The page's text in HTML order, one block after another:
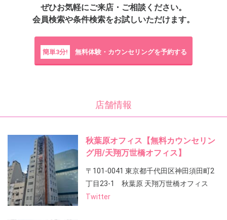
ぜひお気軽にご来店・ご相談ください。
会員検索や条件検索をお試しいただけます。
簡単3分! 無料体験・カウンセリングを予約する
店舗情報
秋葉原オフィス【無料カウンセリン
グ用/天翔万世橋オフィス】
〒101-0041 東京都千代田区神田須田町2
丁目23-1 秋葉原 天翔万世橋オフィス
Twitter